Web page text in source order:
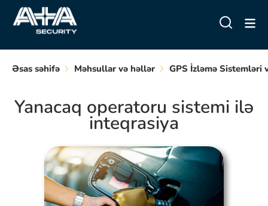
Əsas səhifə Məhsullar və həllər GPS İzləmə Sistemləri
Yanacaq operatoru sistemi ilə
inteqrasiya